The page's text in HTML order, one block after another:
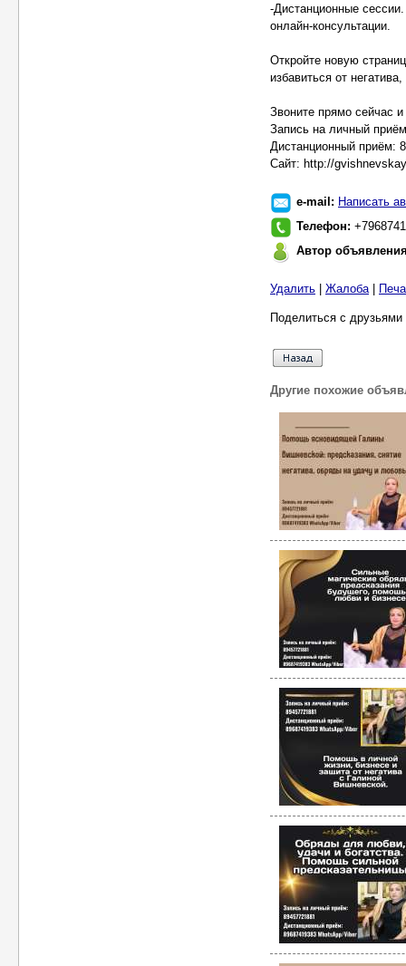
-Дистанционные
онлайн-консультации.
Откройте новую
избавиться от
Звоните прямо сейчас
Запись на личный
Дистанционный приём:
Сайт: http://
e-mail: Написать
Телефон:
Автор
Удалить Жалоба|
Поделиться с
Другие похожие